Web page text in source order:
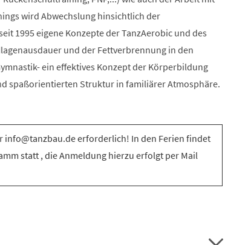
wird Abwechslung hinsichtlich der
1995 eigene Konzepte der TanzAerobic und des
und der Fettverbrennung in den
ein effektives Konzept der Körperbildung
spaßorientierten Struktur in familiärer Atmosphäre.
info@tanzbau.de erforderlich! In den Ferien findet
statt , die Anmeldung hierzu erfolgt per Mail